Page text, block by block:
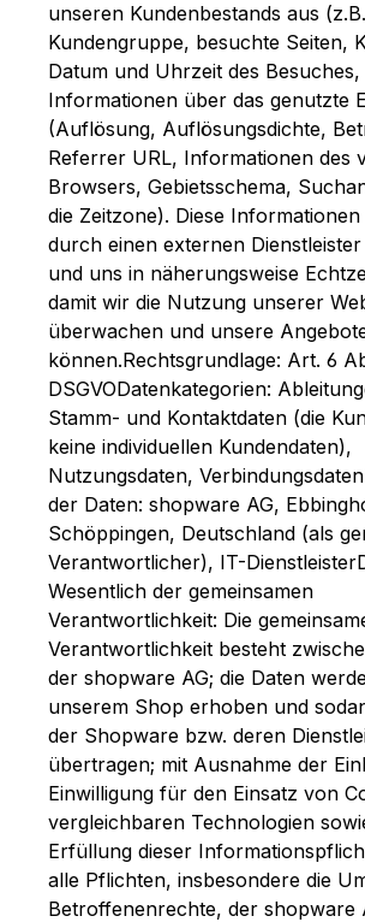
unseren Kundenbestands aus
Kundengruppe, besuchte Seiten,
Datum und Uhrzeit des Besuches,
Informationen über das genutzte
(Auflösung, Auflösungsdichte,
Referrer URL, Informationen des
Browsers, Gebietsschema,
die Zeitzone). Diese
durch einen externen
und uns in näherungsweise
damit wir die Nutzung unserer
überwachen und unsere
können.Rechtsgrundlage: Art. 6
DSGVODatenkategorien:
Stamm- und Kontaktdaten (die
keine individuellen Kundendaten),
Nutzungsdaten,
der Daten: shopware AG,
Schöppingen, Deutschland (als
Verantwortlicher), IT-
Wesentlich der gemeinsamen
Verantwortlichkeit: Die
Verantwortlichkeit besteht
der shopware AG; die Daten
unserem Shop erhoben und
der Shopware bzw. deren
übertragen; mit Ausnahme der
Einwilligung für den Einsatz von
vergleichbaren Technologien
Erfüllung dieser
alle Pflichten, insbesondere die
Betroffenenrechte, der shopware